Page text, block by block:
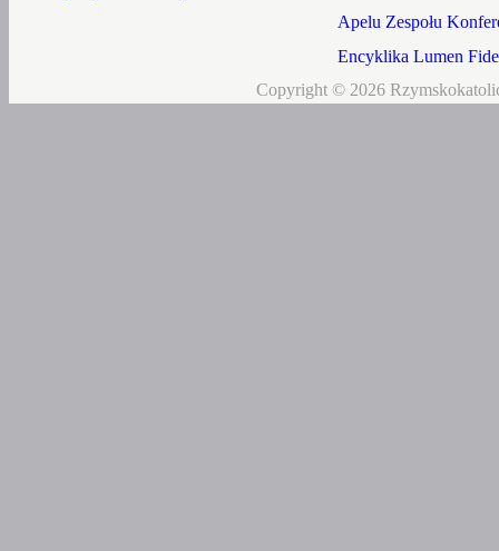
Apelu Zespołu
Encyklika Lumen
Copyright © 2026